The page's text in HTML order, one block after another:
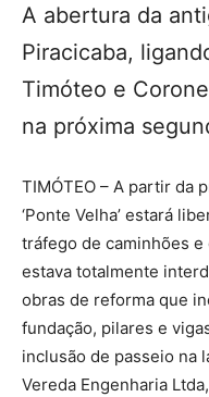
A abertura da
Piracicaba,
Timóteo e
na próxima
TIMÓTEO – A partir da
‘Ponte Velha’ estará
tráfego de caminhões e
estava totalmente
obras de reforma que
fundação, pilares e
inclusão de passeio na
Vereda Engenharia